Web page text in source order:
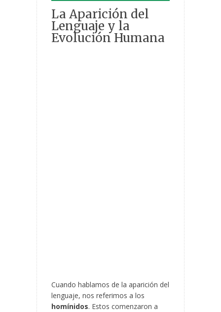
La Aparición del
Lenguaje y la
Evolución Humana
Cuando hablamos de la aparición del
lenguaje, nos referimos a los
homínidos. Estos comenzaron a